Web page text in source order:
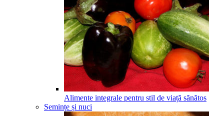
Alimente integrale pentru stil de viață sănătos
Semințe și nuci